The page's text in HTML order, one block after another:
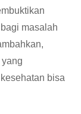
masalah
bisa